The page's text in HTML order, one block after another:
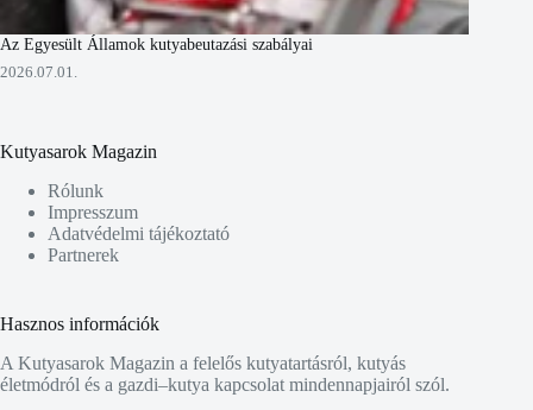
Az Egyesült Államok kutyabeutazási szabályai
2026.07.01.
Kutyasarok Magazin
Rólunk
Impresszum
Adatvédelmi tájékoztató
Partnerek
Hasznos információk
A Kutyasarok Magazin a felelős kutyatartásról, kutyás
életmódról és a gazdi–kutya kapcsolat mindennapjairól szól.